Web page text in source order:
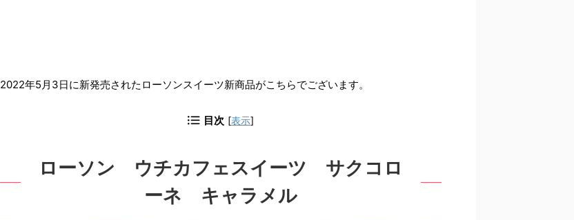
2022年5月3日に新発売されたローソンスイーツ新商品がこちらでございます。
目次 [表示]
ローソン ウチカフェスイーツ サクコロ
ーネ キャラメル